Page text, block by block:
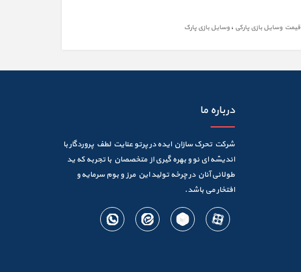
قیمت وسایل بازی پارکی ،وسایل بازی پارک
درباره ما
شرکت تحرک سازان ایده در پرتو عنایت لطف پروردگار با
اندیشه ای نو و بهره گیری از متخصصان با تجربه که ید
طولانی آنان در چرخه تولید این مرز و بوم سرمایه و
افتخار می باشد.